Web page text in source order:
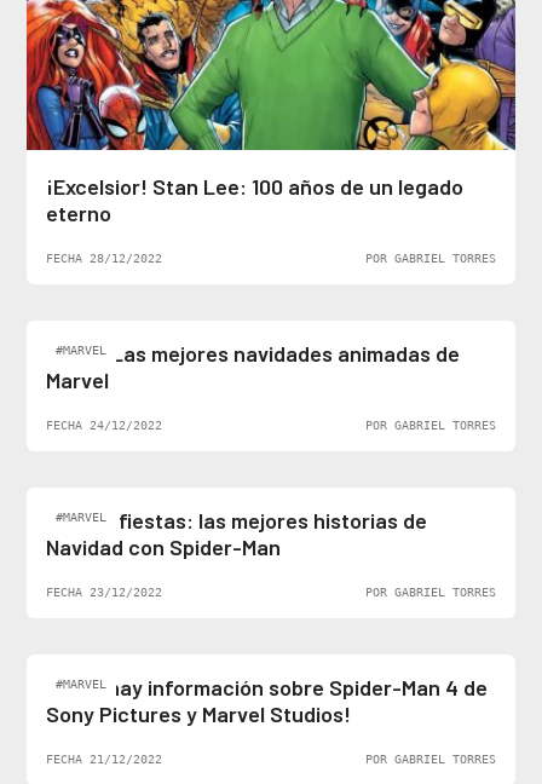
¡Excelsior! Stan Lee: 100 años de un legado
eterno
FECHA 28/12/2022 POR GABRIEL TORRES
#MARVEL
Top 5: Las mejores navidades animadas de
Marvel
FECHA 24/12/2022 POR GABRIEL TORRES
#MARVEL
Felices fiestas: las mejores historias de
Navidad con Spider-Man
FECHA 23/12/2022 POR GABRIEL TORRES
#MARVEL
¡Al fin hay información sobre Spider-Man 4 de
Sony Pictures y Marvel Studios!
FECHA 21/12/2022 POR GABRIEL TORRES